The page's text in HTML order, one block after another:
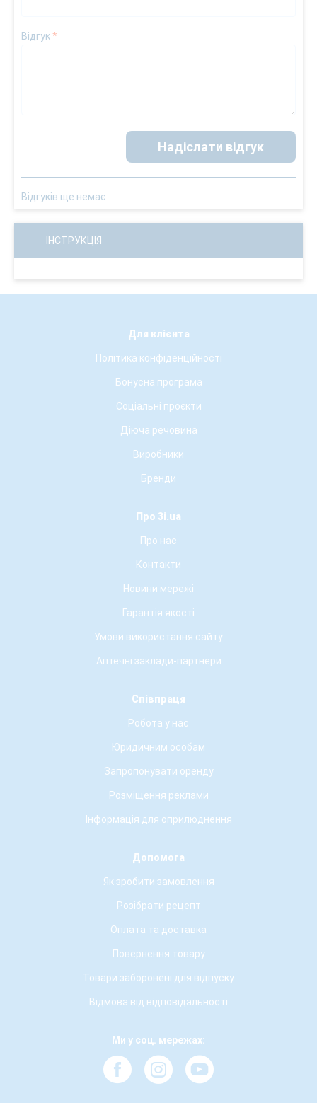
Відгук*
Надіслати відгук
Відгуків ще немає
ІНСТРУКЦІЯ
Для клієнта
Політика конфіденційності
Бонусна програма
Соціальні проєкти
Діюча речовина
Виробники
Бренди
Про 3i.ua
Про нас
Контакти
Новини мережі
Гарантія якості
Умови використання сайту
Аптечні заклади-партнери
Співпраця
Робота у нас
Юридичним особам
Запропонувати оренду
Розміщення реклами
Інформація для оприлюднення
Допомога
Як зробити замовлення
Розібрати рецепт
Оплата та доставка
Повернення товару
Товари заборонені для відпуску
Відмова від відповідальності
Ми у соц. мережах: